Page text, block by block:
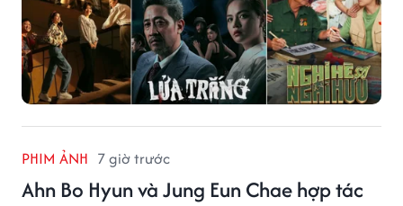
PHIM ẢNH 7 giờ trước
Ahn Bo Hyun và Jung Eun Chae hợp tác